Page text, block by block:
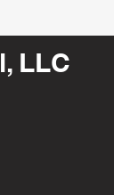
LLC